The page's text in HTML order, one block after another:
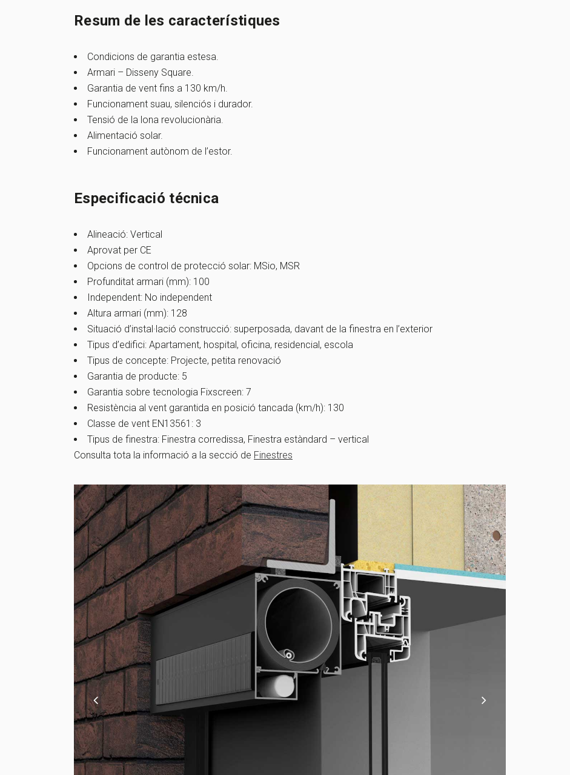
Resum de les característiques
Condicions de garantia estesa.
Armari – Disseny Square.
Garantia de vent fins a 130 km/h.
Funcionament suau, silenciós i durador.
Tensió de la lona revolucionària.
Alimentació solar.
Funcionament autònom de l’estor.
Especificació técnica
Alineació: Vertical
Aprovat per CE
Opcions de control de protecció solar: MSio, MSR
Profunditat armari (mm): 100
Independent: No independent
Altura armari (mm): 128
Situació d’instal·lació construcció: superposada, davant de la finestra en l’exterior
Tipus d’edifici: Apartament, hospital, oficina, residencial, escola
Tipus de concepte: Projecte, petita renovació
Garantia de producte: 5
Garantia sobre tecnologia Fixscreen: 7
Resistència al vent garantida en posició tancada (km/h): 130
Classe de vent EN13561: 3
Tipus de finestra: Finestra corredissa, Finestra estàndard – vertical
Consulta tota la informació a la secció de Finestres